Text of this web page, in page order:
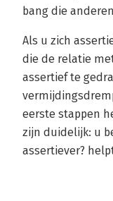
bang die
Als u zich
die de relatie
assertief te
eerste stappen
zijn duidelijk: u
assertiever?